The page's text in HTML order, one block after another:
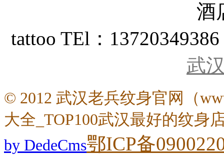
酒
tattoo TEl：
武
© 2012 武汉老兵纹身官网（
大全_TOP100武汉最好的纹身
by DedeCms鄂ICP备